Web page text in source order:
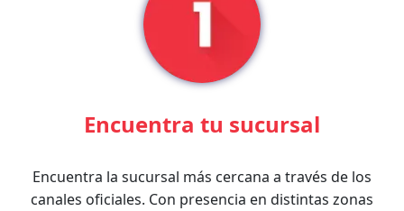
Encuentra tu sucursal
Encuentra la sucursal más cercana a través de los
canales oficiales. Con presencia en distintas zonas